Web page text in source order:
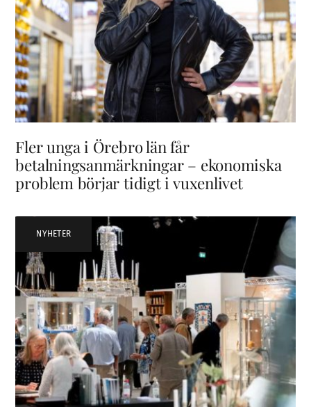
Fler unga i Örebro län får
betalningsanmärkningar – ekonomiska
problem börjar tidigt i vuxenlivet
NYHETER